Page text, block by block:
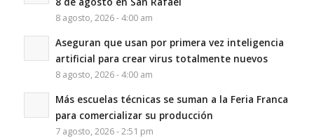
8 agosto, 2026 - 4:00 am
Aseguran que usan por primera vez inteligencia
artificial para crear virus totalmente nuevos
8 agosto, 2026 - 4:00 am
Más escuelas técnicas se suman a la Feria Franca
para comercializar su producción
7 agosto, 2026 - 2:51 pm